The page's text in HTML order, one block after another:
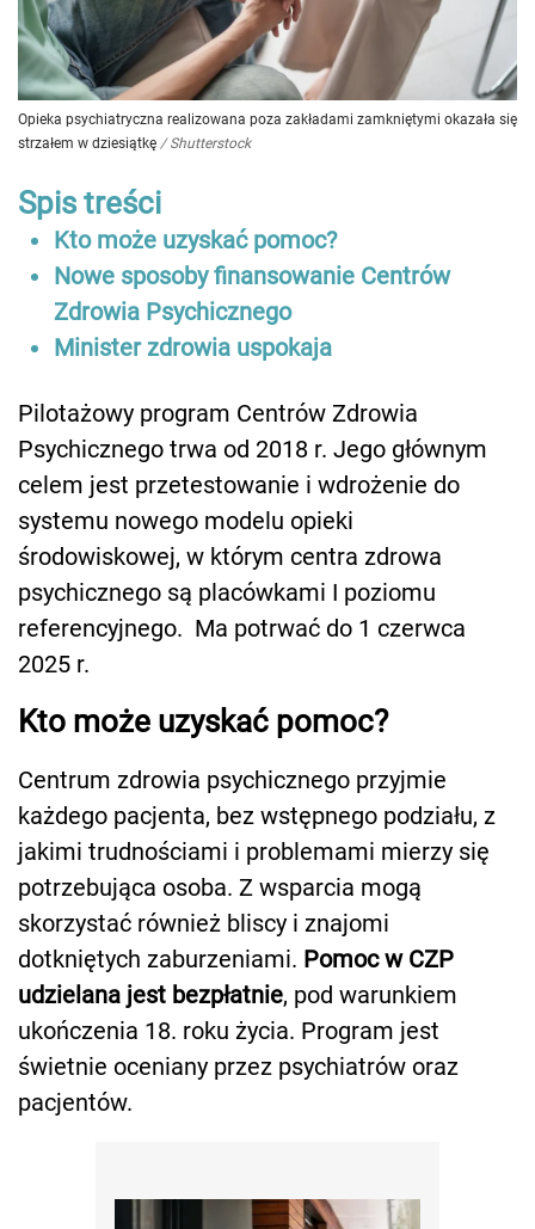
Opieka psychiatryczna realizowana poza zakładami zamkniętymi okazała się
strzałem w dziesiątkę / Shutterstock
Spis treści
Kto może uzyskać pomoc?
Nowe sposoby finansowanie Centrów
Zdrowia Psychicznego
Minister zdrowia uspokaja
Pilotażowy program Centrów Zdrowia
Psychicznego trwa od 2018 r. Jego głównym
celem jest przetestowanie i wdrożenie do
systemu nowego modelu opieki
środowiskowej, w którym centra zdrowa
psychicznego są placówkami I poziomu
referencyjnego. Ma potrwać do 1 czerwca
2025 r.
Kto może uzyskać pomoc?
Centrum zdrowia psychicznego przyjmie
każdego pacjenta, bez wstępnego podziału, z
jakimi trudnościami i problemami mierzy się
potrzebująca osoba. Z wsparcia mogą
skorzystać również bliscy i znajomi
dotkniętych zaburzeniami. Pomoc w CZP
udzielana jest bezpłatnie, pod warunkiem
ukończenia 18. roku życia. Program jest
świetnie oceniany przez psychiatrów oraz
pacjentów.